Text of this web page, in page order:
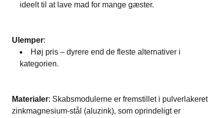
ideelt til at lave mad for mange gæster.
Ulemper:
Høj pris – dyrere end de fleste alternativer i
kategorien.
Materialer: Skabsmodulerne er fremstillet i pulverlakeret
zinkmagnesium-stål (aluzink), som oprindeligt er